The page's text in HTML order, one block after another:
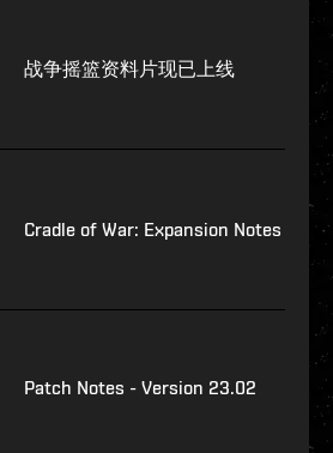
战争摇篮资料片现已上线
Cradle of War: Expansion Notes
Patch Notes - Version 23.02